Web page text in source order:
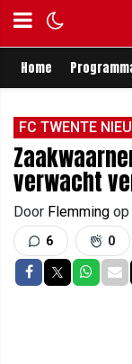
Home
FC TWENTE
verwacht
Door Flemming op
6 0
Delen opDelen op